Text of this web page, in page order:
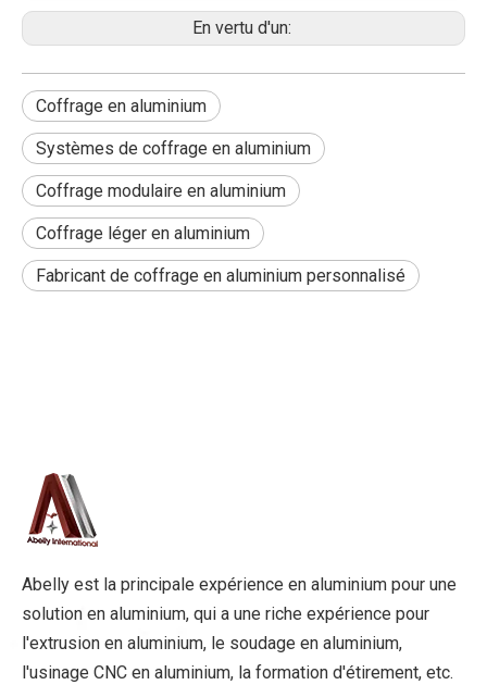
En vertu d'un:
Coffrage en aluminium
Systèmes de coffrage en aluminium
Coffrage modulaire en aluminium
Coffrage léger en aluminium
Fabricant de coffrage en aluminium personnalisé
Abelly est la principale expérience en aluminium pour une
solution en aluminium, qui a une riche expérience pour
l'extrusion en aluminium, le soudage en aluminium,
l'usinage CNC en aluminium, la formation d'étirement, etc.